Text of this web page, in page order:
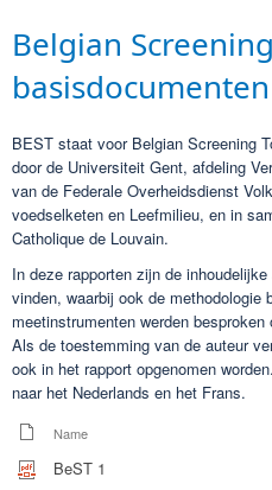
​​​Belgian
basisdocumenten
BEST staat voor Belgian Screening
door de Universiteit Gent, afdeling
van de Federale Overheidsdienst
voedselketen en Leefmilieu, en in
Catholique de Louvain.
In deze rapporten zijn de
vinden, waarbij ook de methodologie
meetinstrumenten werden besproken
Als de toestemming van de auteur
ook in het rapport opgenomen
naar het Nederlands en het Frans.
Name
BeST 1